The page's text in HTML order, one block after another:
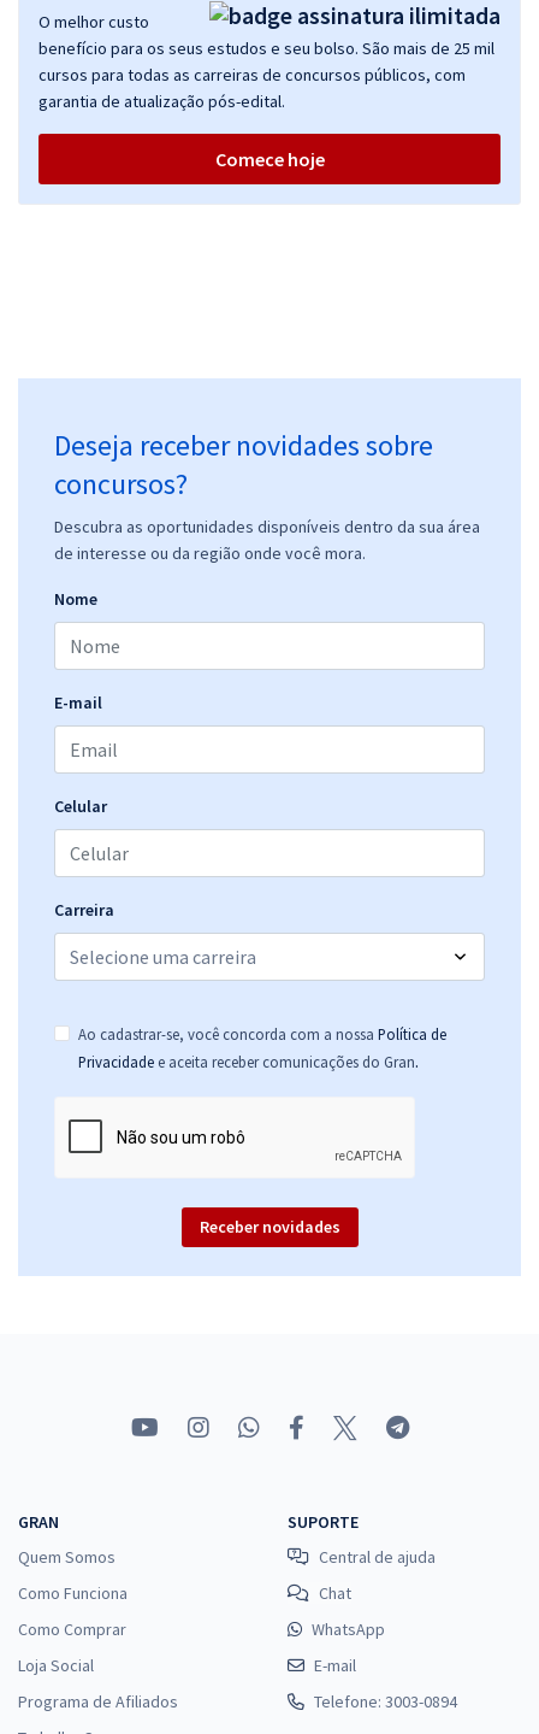
O melhor custo
benefício para os seus estudos e seu bolso. São mais de 25 mil
cursos para todas as carreiras de concursos públicos, com
garantia de atualização pós-edital.
Comece hoje
Deseja receber novidades sobre
concursos?
Descubra as oportunidades disponíveis dentro da sua área
de interesse ou da região onde você mora.
Nome
E-mail
Celular
Carreira
Ao cadastrar-se, você concorda com a nossa Política de
Privacidade e aceita receber comunicações do Gran.
Receber novidades
GRAN
Quem Somos
Como Funciona
Como Comprar
Loja Social
Programa de Afiliados
SUPORTE
Central de ajuda
Chat
WhatsApp
E-mail
Telefone: 3003-0894